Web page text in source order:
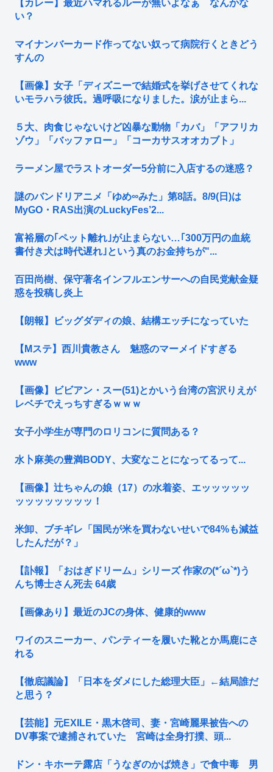
【カレー】最近ハマれるルーが無いよなぁ なんかな
い？
マイナンバーカード作ってない奴って病院行くときどう
すんの
【画像】女子「ディズニーで結婚式を挙げさせてくれな
いモラハラ彼氏。過呼吸になりました。涙が止まら...
５大、肉食じゃないけど凶暴な動物「カバ」「アフリカ
ゾウ」「バッファロー」「コーカサスオオカブト」
ラーメン屋でラストオーダー5分前に入店するの迷惑？
謎のバンドリアニメ「ゆめ∞みた」第8話。8/9(日)は
MyGO・RAS出演のLuckyFes’2...
富裕層の｢ペット離れ｣が止まらない…｢300万円の血統
書付き犬は時代遅れ｣という真のお金持ちが"...
百田尚樹、保守著名インフルエンサーへの自民党献金疑
惑を投稿し炎上
【朗報】ビッグダディの娘、結構エッチになっていた
【Mステ】西川貴教さん 魅惑のマーメイドすぎる
www
【画像】ビビアン・スー(51)とかいう台湾の宮沢りえが
レベチでえっちすぎるｗｗｗ
女子小学生が専門のロリコンに質問ある？
水卜麻美の豊満BODY、大変なことになってるって...
【画像】辻ちゃんの娘（17）の水着姿、エッッッッッ
ッッッッッッッッ！
米卸、ブチギレ「国民が米を買わないせいで84%も減益
したんだが？」
【訃報】「おはぎドリーム」シリーズ 作家の(*´ω`*)う
んち博士さん死去 64歳
【画像あり】最近のJCの身体、健康的www
ワイのスニーカー、パンティーを履いた靴とか馬鹿にさ
れる
【徹底議論】「日本をダメにした総理大臣」←結局誰だ
と思う？
【芸能】元EXILE・黒木啓司、妻・宮崎麗果被告への
DV事案で逮捕されていた 宮崎は全身打撲、頭...
ドン・キホーテ露店「うなぎのかば焼き」で食中毒 男